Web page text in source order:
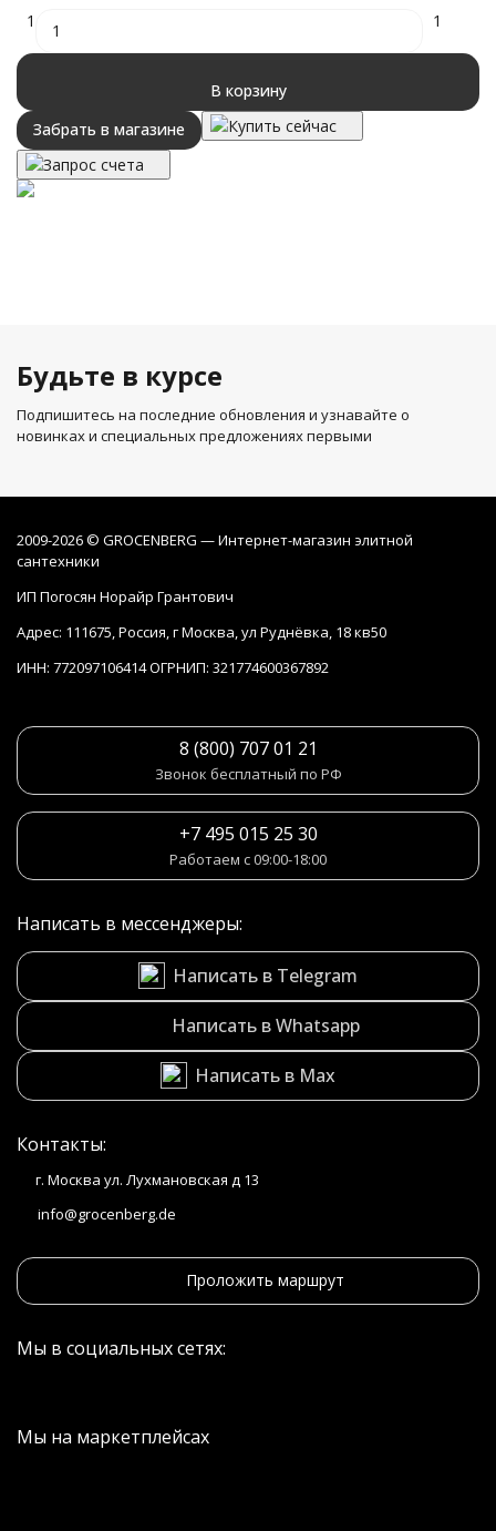
1 1
В корзину
Забрать в магазине
Купить сейчас
Запрос счета
Будьте в курсе
Подпишитесь на последние обновления и узнавайте о
новинках и специальных предложениях первыми
2009-2026 © GROCENBERG — Интернет-магазин элитной
сантехники
ИП Погосян Норайр Грантович
Адрес: 111675, Россия, г Москва, ул Руднёвка, 18 кв50
ИНН: 772097106414 ОГРНИП: 321774600367892
8 (800) 707 01 21
Звонок бесплатный по РФ
+7 495 015 25 30
Работаем с 09:00-18:00
Написать в мессенджеры:
Написать в Telegram
Написать в Whatsapp
Написать в Max
Контакты:
г. Москва ул. Лухмановская д 13
info@grocenberg.de
Проложить маршрут
Мы в социальных сетях:
Мы на маркетплейсах